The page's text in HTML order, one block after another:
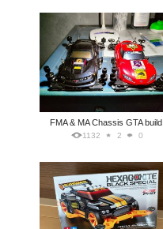
FMA & MA Chassis GTA build
1132 2 0